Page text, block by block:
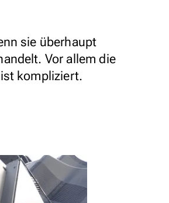
sie überhaupt
Vor allem die
kompliziert.